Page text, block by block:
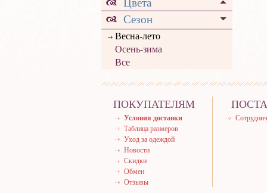
Цвета
Сезон
Весна-лето
Осень-зима
Все
ПОКУПАТЕЛЯМ
Условия доставки
Таблица размеров
Уход за одеждой
Новости
Скидки
Обмен
Отзывы